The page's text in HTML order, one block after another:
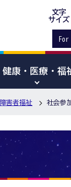
文字
サイズ
健康・医療・福
障害者福祉 社会参